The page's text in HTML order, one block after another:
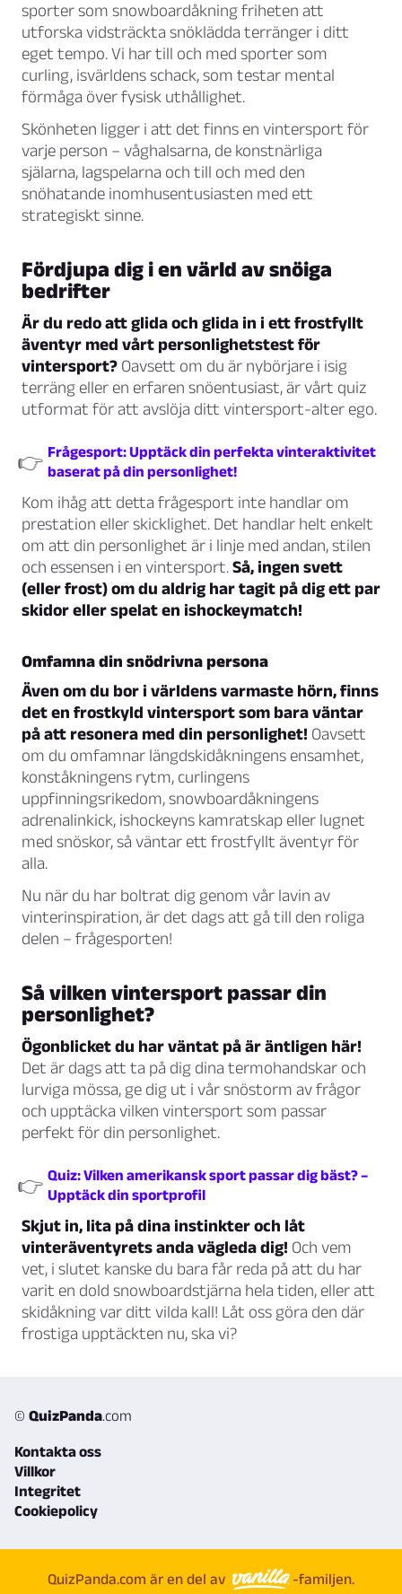
sporter som snowboardåkning friheten att
utforska vidsträckta snöklädda terränger i ditt
eget tempo. Vi har till och med sporter som
curling, isvärldens schack, som testar mental
förmåga över fysisk uthållighet.
Skönheten ligger i att det finns en vintersport för
varje person – våghalsarna, de konstnärliga
själarna, lagspelarna och till och med den
snöhatande inomhusentusiasten med ett
strategiskt sinne.
Fördjupa dig i en värld av snöiga
bedrifter
Är du redo att glida och glida in i ett frostfyllt
äventyr med vårt personlighetstest för
vintersport? Oavsett om du är nybörjare i isig
terräng eller en erfaren snöentusiast, är vårt quiz
utformat för att avslöja ditt vintersport-alter ego.
👉 Frågesport: Upptäck din perfekta vinteraktivitet
baserat på din personlighet!
Kom ihåg att detta frågesport inte handlar om
prestation eller skicklighet. Det handlar helt enkelt
om att din personlighet är i linje med andan, stilen
och essensen i en vintersport.Så, ingen svett
(eller frost) om du aldrig har tagit på dig ett par
skidor eller spelat en ishockeymatch!
Omfamna din snödrivna persona
Även om du bor i världens varmaste hörn, finns
det en frostkyld vintersport som bara väntar
på att resonera med din personlighet! Oavsett
om du omfamnar längdskidåkningens ensamhet,
konståkningens rytm, curlingens
uppfinningsrikedom, snowboardåkningens
adrenalinkick, ishockeyns kamratskap eller lugnet
med snöskor, så väntar ett frostfyllt äventyr för
alla.
Nu när du har boltrat dig genom vår lavin av
vinterinspiration, är det dags att gå till den roliga
delen – frågesporten!
Så vilken vintersport passar din
personlighet?
Ögonblicket du har väntat på är äntligen här!
Det är dags att ta på dig dina termohandskar och
lurviga mössa, ge dig ut i vår snöstorm av frågor
och upptäcka vilken vintersport som passar
perfekt för din personlighet.
👉 Quiz: Vilken amerikansk sport passar dig bäst? –
Upptäck din sportprofil
Skjut in, lita på dina instinkter och låt
vinteräventyrets anda vägleda dig! Och vem
vet, i slutet kanske du bara får reda på att du har
varit en dold snowboardstjärna hela tiden, eller att
skidåkning var ditt vilda kall! Låt oss göra den där
frostiga upptäckten nu, ska vi?
© QuizPanda.com
Kontakta oss
Villkor
Integritet
Cookiepolicy
QuizPanda.com är en del av -familjen.